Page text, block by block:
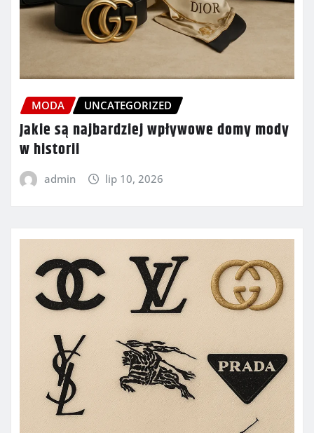
MODA UNCATEGORIZED
Jakie są najbardziej wpływowe domy mody
w historii
admin lip 10, 2026